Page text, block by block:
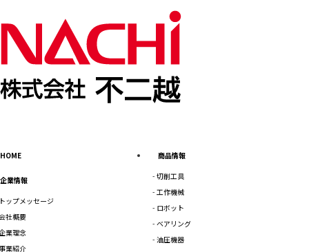
HOME
企業情報
ップメッセージ
社概要
業理念
業紹介
商品情報
切削工具
工作機械
ロボット
ベアリング
油圧機器